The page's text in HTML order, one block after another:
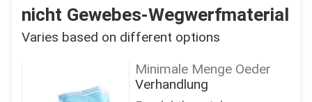
nicht Gewebes-Wegwerfmaterial
Varies based on different options
Minimale Menge Oeder
Verhandlung